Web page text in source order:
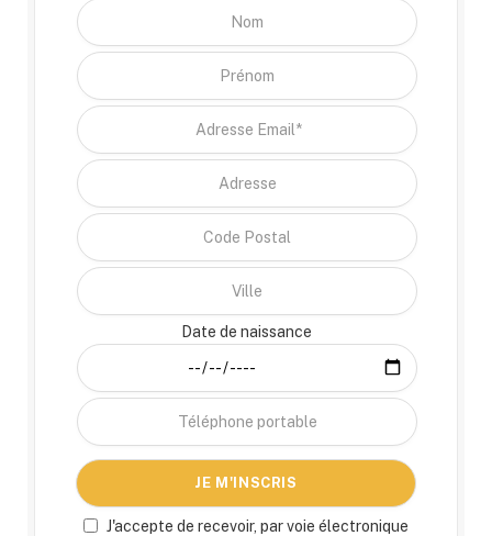
Date de naissance
J'accepte de recevoir, par voie électronique